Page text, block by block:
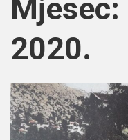
Mjesec:
2020.